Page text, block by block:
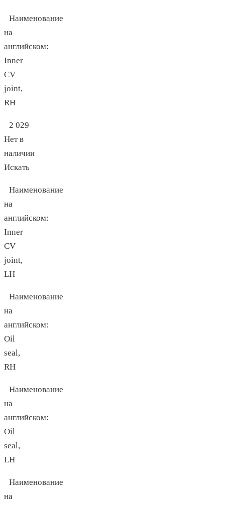
Наименование
на
английском:
Inner
CV
joint,
RH
2 029
Нет в
наличии
Искать
Наименование
на
английском:
Inner
CV
joint,
LH
Наименование
на
английском:
Oil
seal,
RH
Наименование
на
английском:
Oil
seal,
LH
Наименование
на